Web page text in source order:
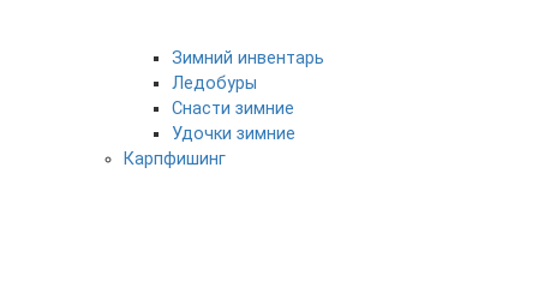
Зимний инвентарь
Ледобуры
Снасти зимние
Удочки зимние
Карпфишинг